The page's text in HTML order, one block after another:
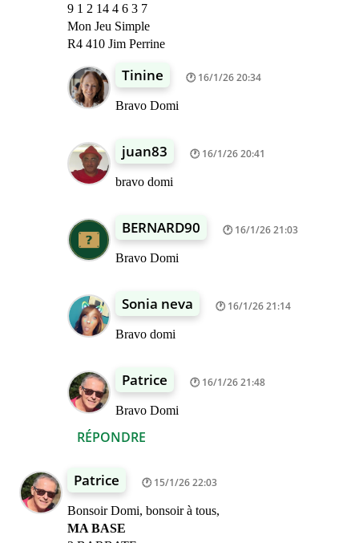
9 1 2 14 4 6 3 7
Mon Jeu Simple
R4 410 Jim Perrine
RÉPONDRE
Tinine 16/1/26 20:34
Bravo Domi
juan83 16/1/26 20:41
bravo domi
BERNARD90 16/1/26 21:03
Bravo Domi
Sonia neva 16/1/26 21:14
Bravo domi
Patrice 16/1/26 21:48
Bravo Domi
Patrice 15/1/26 22:03
Bonsoir Domi, bonsoir à tous,
MA BASE